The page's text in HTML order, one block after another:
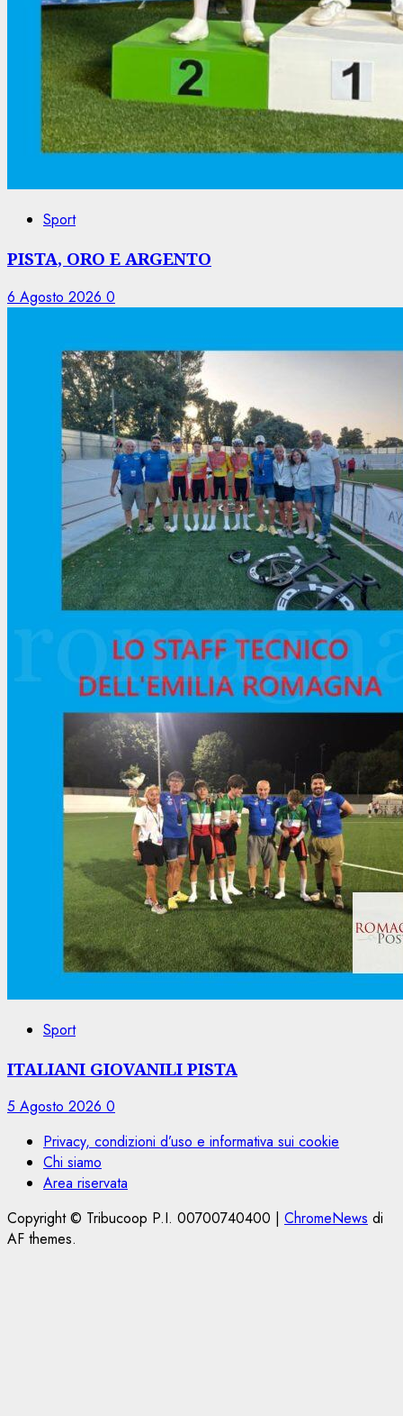
Sport
PISTA, ORO E ARGENTO
6 Agosto 2026 0
Sport
ITALIANI GIOVANILI PISTA
5 Agosto 2026 0
Privacy, condizioni d’uso e informativa sui cookie
Chi siamo
Area riservata
Copyright © Tribucoop P.I. 00700740400 | ChromeNews di
AF themes.